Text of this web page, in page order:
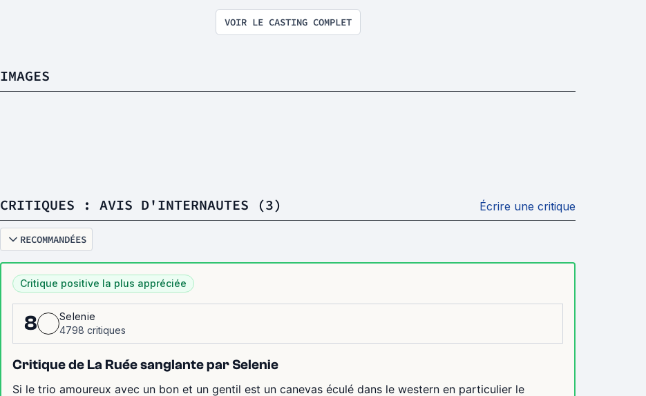
VOIR LE CASTING COMPLET
IMAGES
CRITIQUES : AVIS D'INTERNAUTES (3) Écrire une critique
RECOMMANDÉES
Critique positive la plus appréciée
8
Selenie
4798 critiques
Critique de La Ruée sanglante par Selenie
Si le trio amoureux avec un bon et un gentil est un canevas éculé dans le western en particulier le